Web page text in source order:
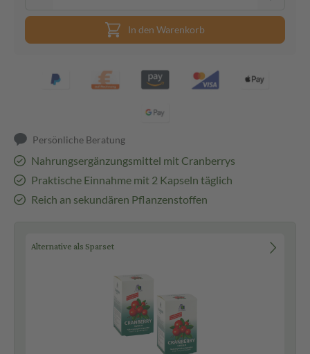
In den Warenkorb
Persönliche Beratung
Nahrungsergänzungsmittel mit Cranberrys
Praktische Einnahme mit 2 Kapseln täglich
Reich an sekundären Pflanzenstoffen
Alternative als Sparset